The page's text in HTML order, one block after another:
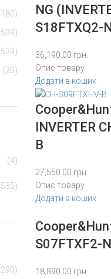
(20)
(4)
NG
S18FTXQ2-
36,190.00 грн.
Опис товару
Додати в кошик
INVERTER
B
27,550.00 грн.
Опис товару
Додати в кошик
S07FTXF2-
18,890.00 грн.